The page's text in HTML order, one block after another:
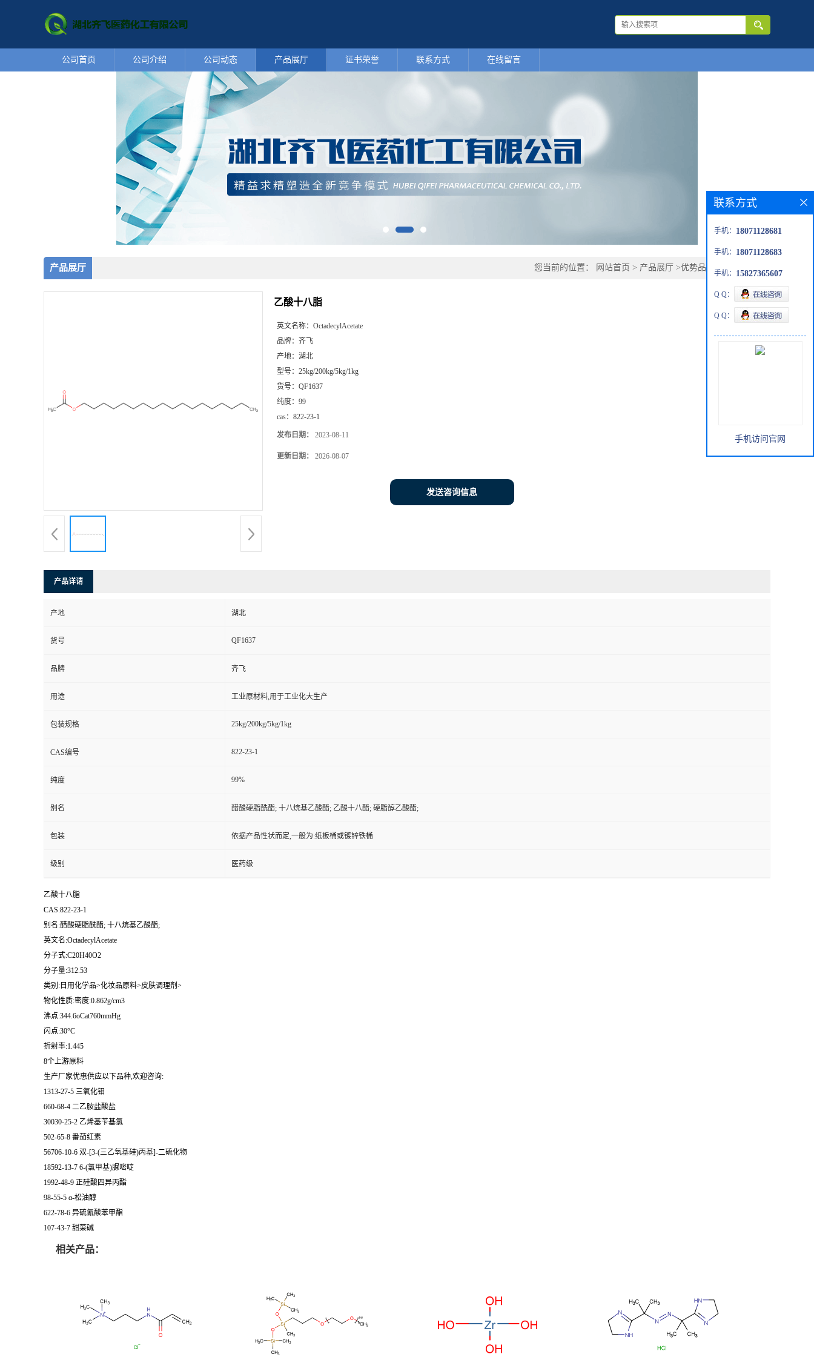
公司首页 公司介绍 公司动态 产品展厅 证书荣誉 联系方式 在线留言
产品展厅 您当前的位置： 网站首页 > 产品展厅 >优势品种 > 乙酸十八脂
乙酸十八脂
英文名称： OctadecylAcetate
品牌： 齐飞
产地： 湖北
型号： 25kg/200kg/5kg/1kg
货号： QF1637
纯度： 99
cas： 822-23-1
发布日期： 2023-08-11
更新日期： 2026-08-07
发送咨询信息
产品详请
产地 湖北
货号 QF1637
品牌 齐飞
用途 工业原材料,用于工业化大生产
包装规格 25kg/200kg/5kg/1kg
CAS编号 822-23-1
纯度 99%
别名 醋酸硬脂酰酯; 十八烷基乙酸酯; 乙酸十八酯; 硬脂醇乙酸酯;
包装 依据产品性状而定,一般为:纸板桶或镀锌铁桶
级别 医药级
乙酸十八脂
CAS:822-23-1
别名:醋酸硬脂酰酯; 十八烷基乙酸酯;
英文名:OctadecylAcetate
分子式:C20H40O2
分子量:312.53
类别:日用化学品>化妆品原料>皮肤调理剂>
物化性质:密度:0.862g/cm3
沸点:344.6oCat760mmHg
闪点:30°C
折射率:1.445
8个上游原料
生产厂家优惠供应以下品种,欢迎咨询:
1313-27-5 三氧化钼
660-68-4 二乙胺盐酸盐
30030-25-2 乙烯基苄基氯
502-65-8 番茄红素
56706-10-6 双-[3-(三乙氧基硅)丙基]-二硫化物
18592-13-7 6-(氯甲基)脲嘧啶
1992-48-9 正硅酸四异丙酯
98-55-5 α-松油醇
622-78-6 异硫氰酸苯甲酯
107-43-7 甜菜碱
相关产品：
联系方式
手机： 18071128681
手机： 18071128683
手机： 15827365607
Q Q：
Q Q：
手机访问官网